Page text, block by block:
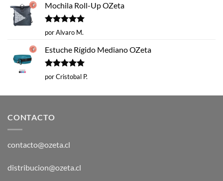
Mochila Roll-Up OZeta
Valorado
con
por Alvaro M.
Estuche Rígido Mediano OZeta
Valorado
con
por Cristobal P.
CONTACTO
contacto@ozeta.cl
distribucion@ozeta.cl